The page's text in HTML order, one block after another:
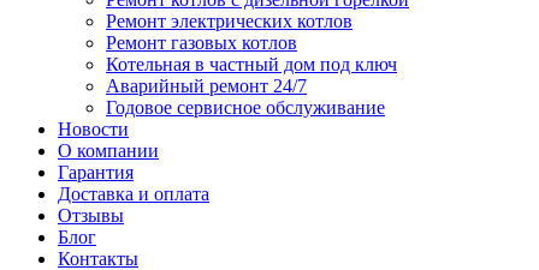
Ремонт электрических котлов
Ремонт газовых котлов
Котельная в частный дом под ключ
Аварийный ремонт 24/7
Годовое сервисное обслуживание
Новости
О компании
Гарантия
Доставка и оплата
Отзывы
Блог
Контакты